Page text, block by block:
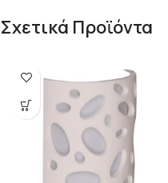
Σχετικά Προϊόντα